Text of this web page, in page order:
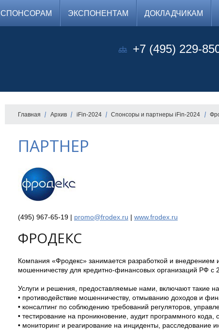
СПОНСОРАМ ЭКСПОНЕНТАМ ДОКЛАДЧИКАМ
+7 (495) 229-
Главная Архив iFin-2024 Спонсоры и партнеры iFin-2024
ПАРТНЕР
(495) 967-65-19 | promo@frodex.ru | www.frodex.ru
ФРОДЕКС
Компания «Фродекс» занимается разработкой и внедрением
мошенничеству для кредитно-финансовых организаций РФ с
Услуги и решения, предоставляемые нами, включают такие
• противодействие мошенничеству, отмыванию доходов и
• консалтинг по соблюдению требований регуляторов,
• тестирование на проникновение, аудит программного кода,
• мониторинг и реагирование на инциденты, расследование